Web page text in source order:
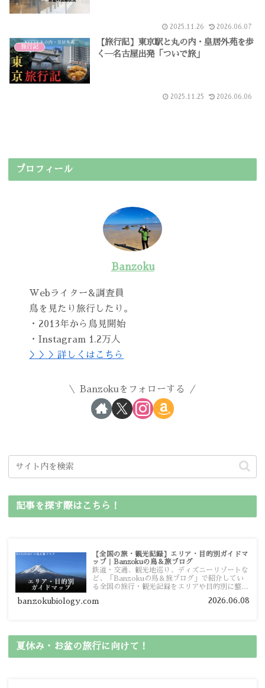
2025.11.26 2026.06.07
旅行記
【旅行記】東京駅と丸の内・皇居外苑を歩
く―名古屋出発「ついで旅」
2025.11.25 2026.06.06
プロフィール
Banzoku
Webライター&調査員
鳥を見たり旅行したり。
・2013年から鳥見開始
・Instagram 1.2万人
＞＞＞詳しくはこちら
Banzokuをフォローする
記事を探す際はこちら！
【全国の旅・観光記録】エリア・目的別ガイドマ
ップ｜Banzokuの鳥＆旅ブログ
鉄道・交通、観光地巡り、ディズニーリゾートな
ど、「Banzokuの鳥＆旅ブログ」で紹介してい
る全国の旅行・観光記録をエリアや目的別に整理
ガイドマップからスムーズに見つけていただけま
banzokubiology.com 2026.06.08
夏休み・お盆の旅行に向けて！